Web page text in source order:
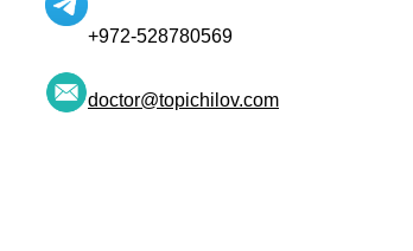
+972-528780569
doctor@topichilov.com